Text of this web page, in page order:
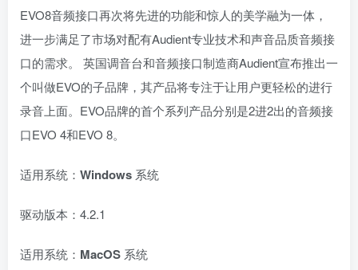
EVO8音频接口再次将先进的功能和惊人的美学融为一体，
进一步满足了市场对配有Audient专业技术和声音品质音频接
口的需求。 英国调音台和音频接口制造商Audient宣布推出一
个叫做EVO的子品牌，其产品将专注于让用户更轻松的进行
录音上面。EVO品牌的首个系列产品分别是2进2出的音频接
口EVO 4和EVO 8。
适用系统： Windows 系统
驱动版本：4.2.1
适用系统： MacOS 系统